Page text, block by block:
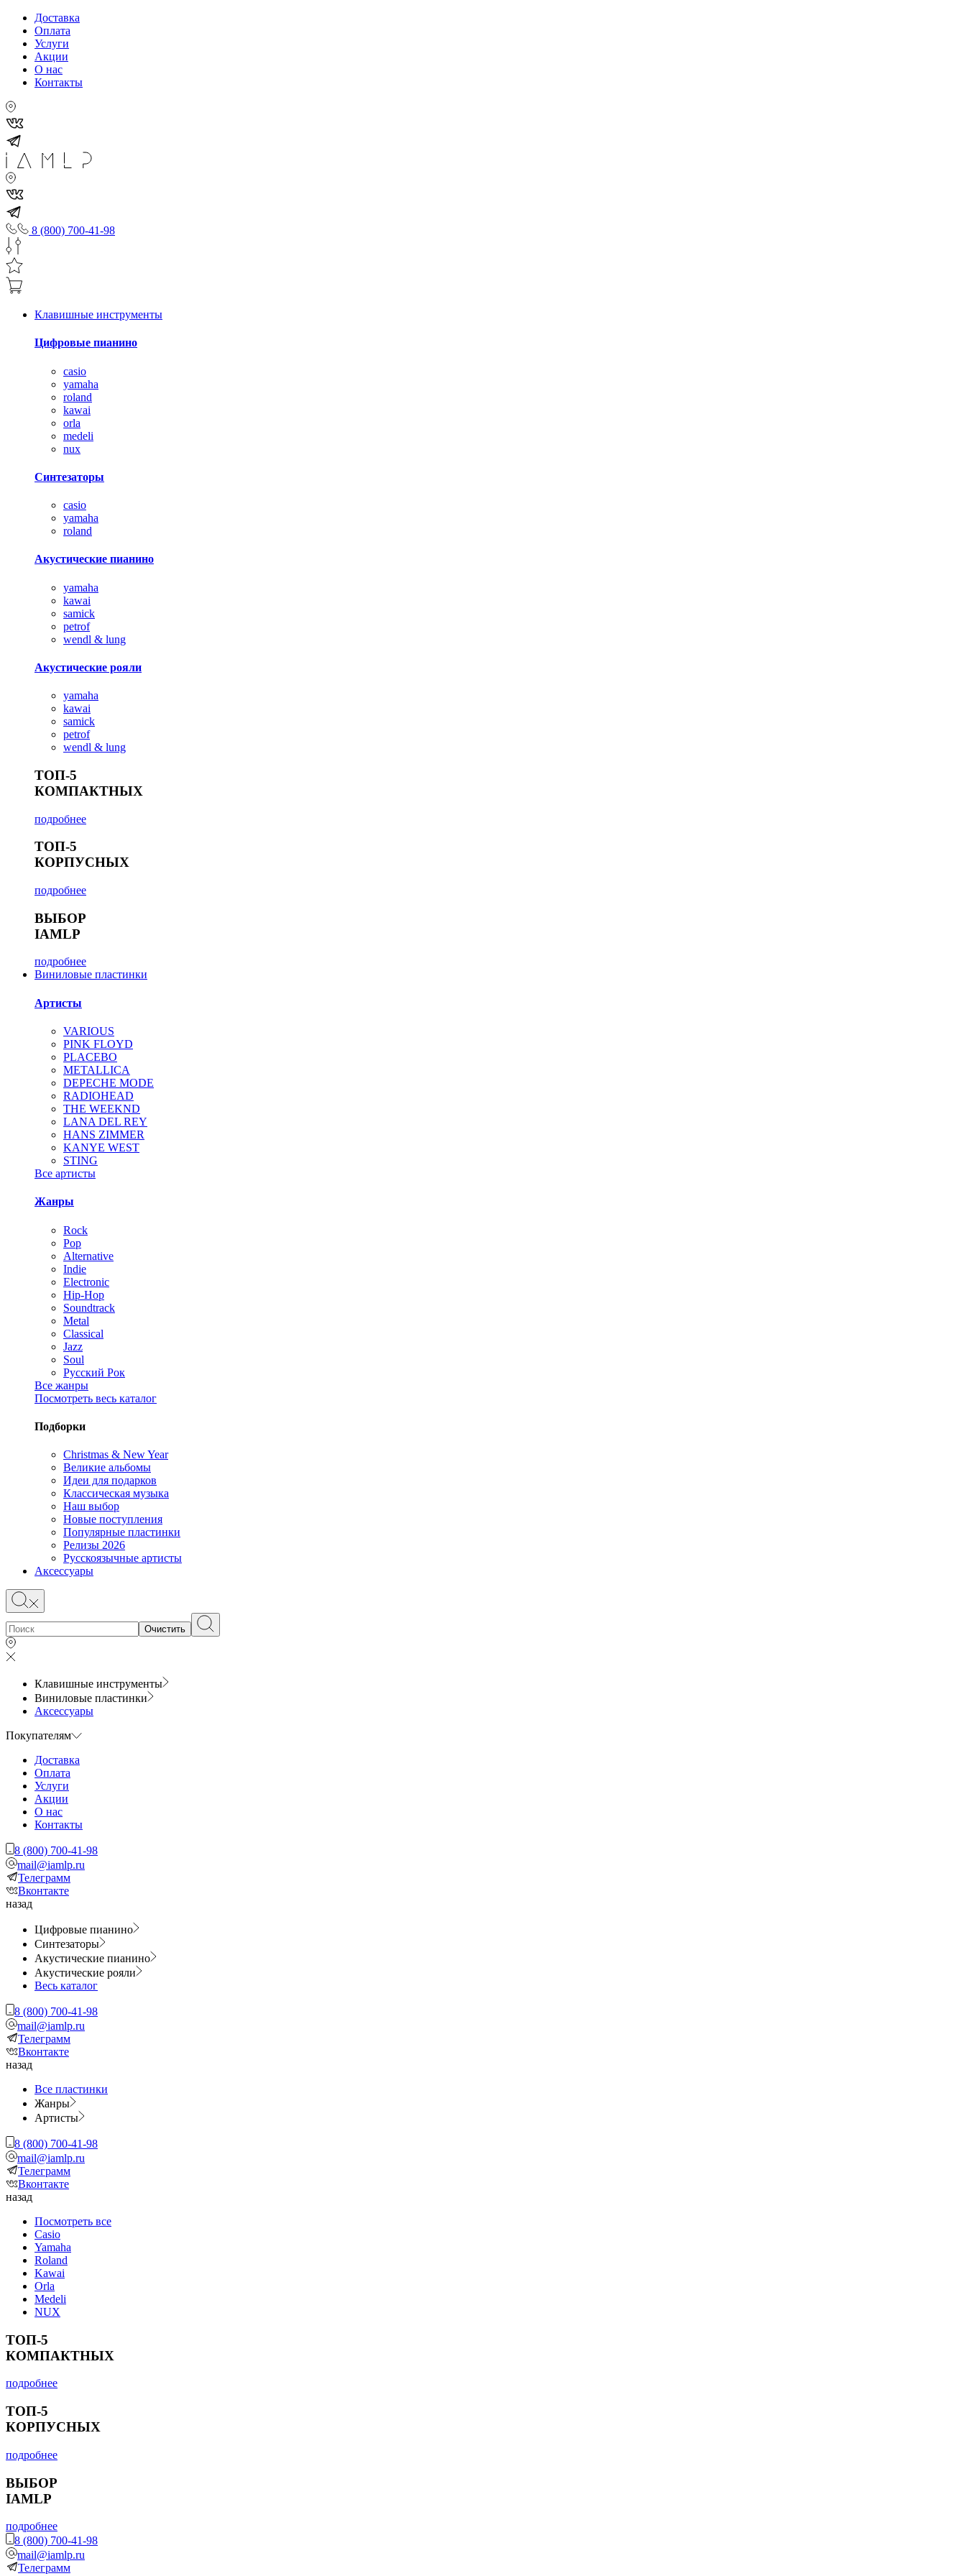
Доставка
Оплата
Услуги
Акции
О нас
Контакты
8 (800) 700-41-98
Клавишные инструменты
Цифровые пианино
casio
yamaha
roland
kawai
orla
medeli
nux
Синтезаторы
casio
yamaha
roland
Акустические пианино
yamaha
kawai
samick
petrof
wendl & lung
Акустические рояли
yamaha
kawai
samick
petrof
wendl & lung
ТОП-5
КОМПАКТНЫХ
подробнее
ТОП-5
КОРПУСНЫХ
подробнее
ВЫБОР
IAMLP
подробнее
Виниловые пластинки
Артисты
VARIOUS
PINK FLOYD
PLACEBO
METALLICA
DEPECHE MODE
RADIOHEAD
THE WEEKND
LANA DEL REY
HANS ZIMMER
KANYE WEST
STING
Все артисты
Жанры
Rock
Pop
Alternative
Indie
Electronic
Hip-Hop
Soundtrack
Metal
Classical
Jazz
Soul
Русский Рок
Все жанры
Посмотреть весь каталог
Подборки
Christmas & New Year
Великие альбомы
Идеи для подарков
Классическая музыка
Наш выбор
Новые поступления
Популярные пластинки
Релизы 2026
Русскоязычные артисты
Аксессуары
Очистить
Клавишные инструменты
Виниловые пластинки
Аксессуары
Покупателям
Доставка
Оплата
Услуги
Акции
О нас
Контакты
8 (800) 700-41-98
mail@iamlp.ru
Телеграмм
Вконтакте
назад
Цифровые пианино
Синтезаторы
Акустические пианино
Акустические рояли
Весь каталог
8 (800) 700-41-98
mail@iamlp.ru
Телеграмм
Вконтакте
назад
Все пластинки
Жанры
Артисты
8 (800) 700-41-98
mail@iamlp.ru
Телеграмм
Вконтакте
назад
Посмотреть все
Casio
Yamaha
Roland
Kawai
Orla
Medeli
NUX
ТОП-5
КОМПАКТНЫХ
подробнее
ТОП-5
КОРПУСНЫХ
подробнее
ВЫБОР
IAMLP
подробнее
8 (800) 700-41-98
mail@iamlp.ru
Телеграмм